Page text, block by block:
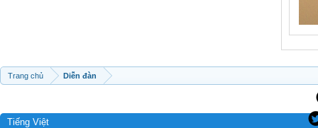
Trang chủ Diễn đàn
Tiếng Việt